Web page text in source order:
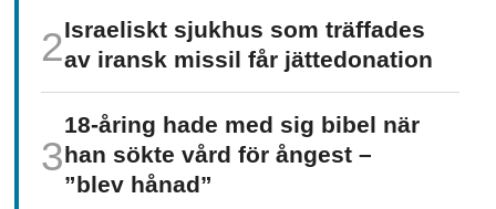
Israeliskt sjukhus som träffades
av iransk missil får jätte­donation
18-åring hade med sig bibel när
han sökte vård för ångest –
”blev hånad”